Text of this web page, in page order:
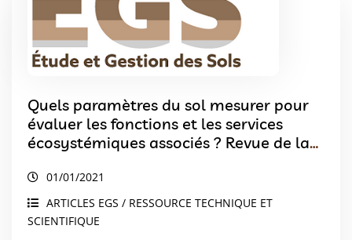
Quels paramètres du sol mesurer pour
évaluer les fonctions et les services
écosystémiques associés ? Revue de la
ateliers participatifs
01/01/2021
ARTICLES EGS / RESSOURCE TECHNIQUE ET
SCIENTIFIQUE